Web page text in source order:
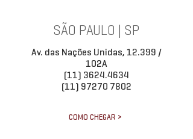
SÃO PAULO | SP
Av. das Nações Unidas, 12.399 /
102A
(11) 3624.4634
(11) 97270 7802
COMO CHEGAR >